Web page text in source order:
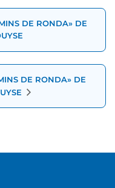
DE RONDA» DE
DE RONDA» DE